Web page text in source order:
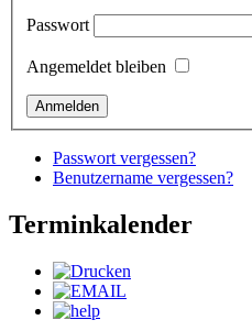
Passwort
Angemeldet bleiben
Passwort vergessen?
Benutzername vergessen?
Terminkalender